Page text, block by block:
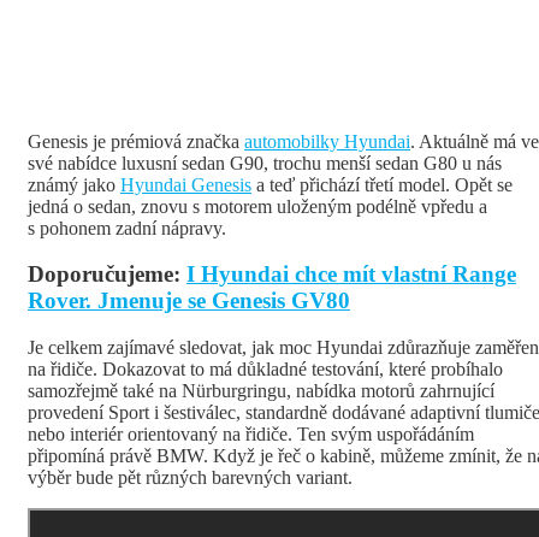
Genesis je prémiová značka automobilky Hyundai. Aktuálně má ve
své nabídce luxusní sedan G90, trochu menší sedan G80 u nás
známý jako Hyundai Genesis a teď přichází třetí model. Opět se
jedná o sedan, znovu s motorem uloženým podélně vpředu a
s pohonem zadní nápravy.
Doporučujeme: I Hyundai chce mít vlastní Range
Rover. Jmenuje se Genesis GV80
Je celkem zajímavé sledovat, jak moc Hyundai zdůrazňuje
na řidiče. Dokazovat to má důkladné testování, které probíhalo
samozřejmě také na Nürburgringu, nabídka motorů zahrnující
provedení Sport i šestiválec, standardně dodávané adaptivní tlumiče
nebo interiér orientovaný na řidiče. Ten svým uspořádáním
připomíná právě BMW. Když je řeč o kabině, můžeme zmínit, že
výběr bude pět různých barevných variant.